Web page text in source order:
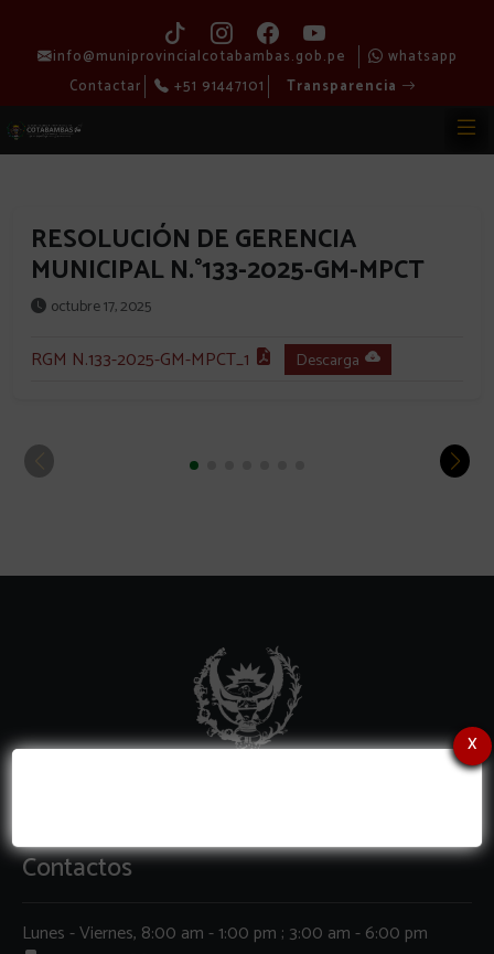
info@muniprovincialcotabambas.gob.pe
whatsapp
Contactar
+51 91447101 Transparencia
RESOLUCIÓN DE GERENCIA
MUNICIPAL N.°133-2025-GM-MPCT
octubre 17, 2025
RGM N.133-2025-GM-MPCT_1 Descarga
x
Contactos
Lunes - Viernes, 8:00 am - 1:00 pm ; 3:00 am - 6:00 pm